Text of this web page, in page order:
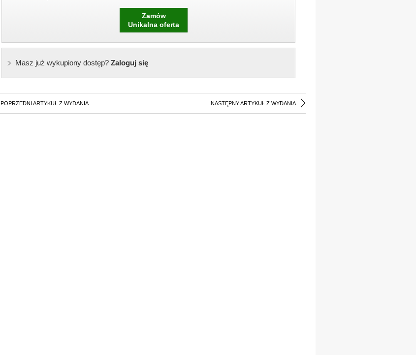
Zamów
Unikalna oferta
Masz już wykupiony dostęp?Zaloguj się
POPRZEDNI ARTYKUŁ Z WYDANIA NASTĘPNY ARTYKUŁ Z WYDANIA